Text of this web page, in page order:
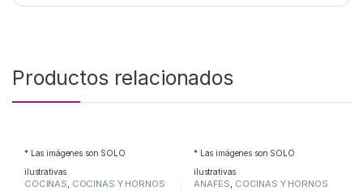
Productos relacionados
* Las imágenes son SOLO
ilustrativas
COCINAS, COCINAS Y HORNOS
* Las imágenes son SOLO
ilustrativas
ANAFES, COCINAS Y HORNOS